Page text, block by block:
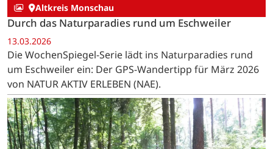
Altkreis Monschau
Durch das Naturparadies rund um Eschweiler
13.03.2026
Die WochenSpiegel-Serie lädt ins Naturparadies rund
um Eschweiler ein: Der GPS-Wandertipp für März 2026
von NATUR AKTIV ERLEBEN (NAE).